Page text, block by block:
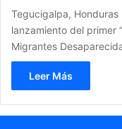
Tegucigalpa, Honduras
lanzamiento del primer
Migrantes
Leer Más